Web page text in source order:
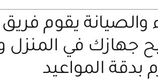
والصيانة
جهازك في
بدقة المواعيد